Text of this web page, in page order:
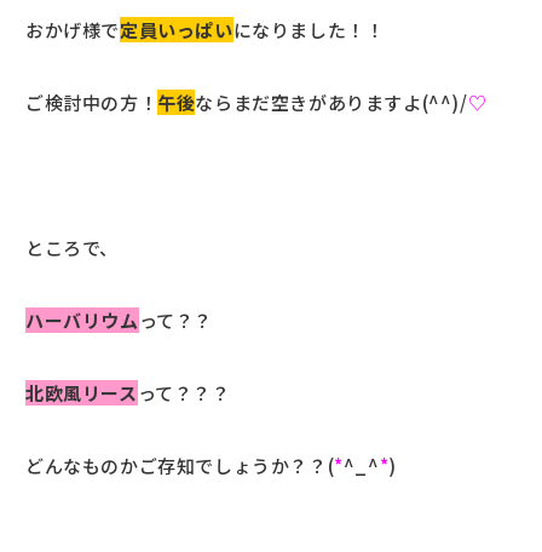
おかげ様で定員いっぱいになりました！！
ご検討中の方！ 午後ならまだ空きがありますよ(^^)/♡
ところで、
ハーバリウムって？？
北欧風リースって？？？
どんなものかご存知でしょうか？？(*^_^*)